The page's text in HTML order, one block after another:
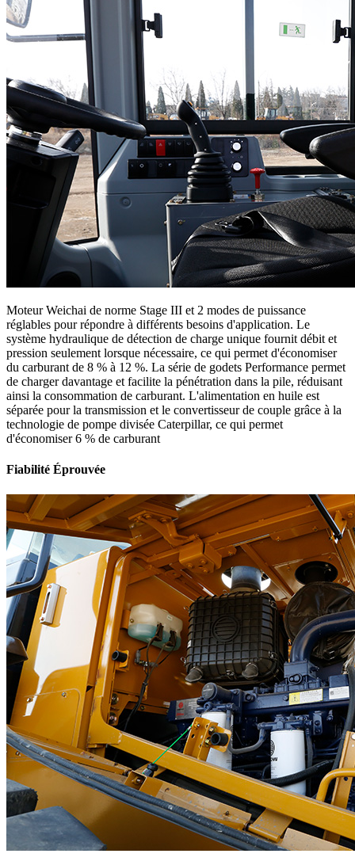
Moteur Weichai de norme Stage III et 2 modes de puissance
réglables pour répondre à différents besoins d'application. Le
système hydraulique de détection de charge unique fournit débit et
pression seulement lorsque nécessaire, ce qui permet d'économiser
du carburant de 8 % à 12 %. La série de godets Performance permet
de charger davantage et facilite la pénétration dans la pile, réduisant
ainsi la consommation de carburant. L'alimentation en huile est
séparée pour la transmission et le convertisseur de couple grâce à la
technologie de pompe divisée Caterpillar, ce qui permet
d'économiser 6 % de carburant
Fiabilité Éprouvée